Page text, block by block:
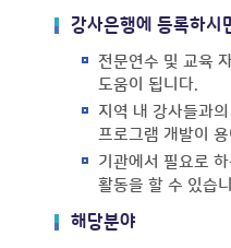
강사은행에 등록하시
전문연수 및 교육
도움이 됩니다.
지역 내 강사들과
프로그램 개발이
기관에서 필요로
활동을 할 수 있습
해당분야